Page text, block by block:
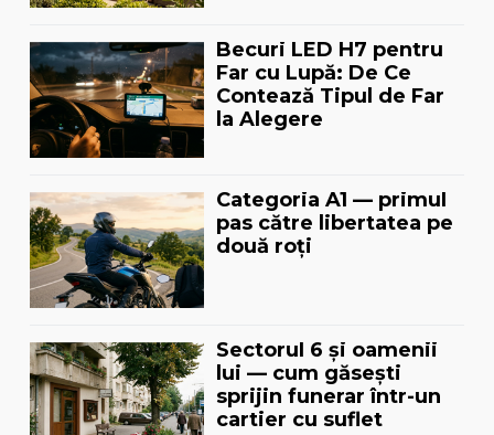
Becuri LED H7 pentru
Far cu Lupă: De Ce
Contează Tipul de Far
la Alegere
Categoria A1 — primul
pas către libertatea pe
două roți
Sectorul 6 și oamenii
lui — cum găsești
sprijin funerar într-un
cartier cu suflet